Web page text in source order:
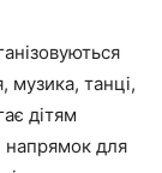
музика, танці,
дітям
напрямок для